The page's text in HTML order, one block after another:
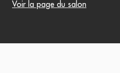
Voir la page du salon